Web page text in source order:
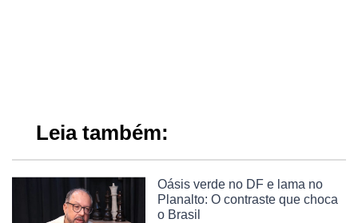
Leia também:
Oásis verde no DF e lama no
Planalto: O contraste que choca
o Brasil